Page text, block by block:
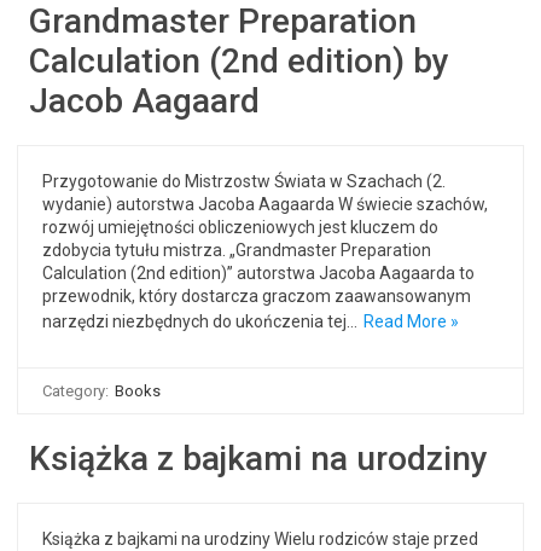
Grandmaster Preparation
Calculation (2nd edition) by
Jacob Aagaard
Przygotowanie do Mistrzostw Świata w Szachach (2.
wydanie) autorstwa Jacoba Aagaarda W świecie szachów,
rozwój umiejętności obliczeniowych jest kluczem do
zdobycia tytułu mistrza. „Grandmaster Preparation
Calculation (2nd edition)” autorstwa Jacoba Aagaarda to
przewodnik, który dostarcza graczom zaawansowanym
narzędzi niezbędnych do ukończenia tej…
Read More »
Category: Books
Książka z bajkami na urodziny
Książka z bajkami na urodziny Wielu rodziców staje przed